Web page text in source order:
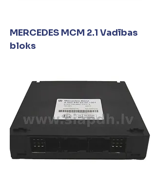
MERCEDES MCM 2.1 Vadības
bloks